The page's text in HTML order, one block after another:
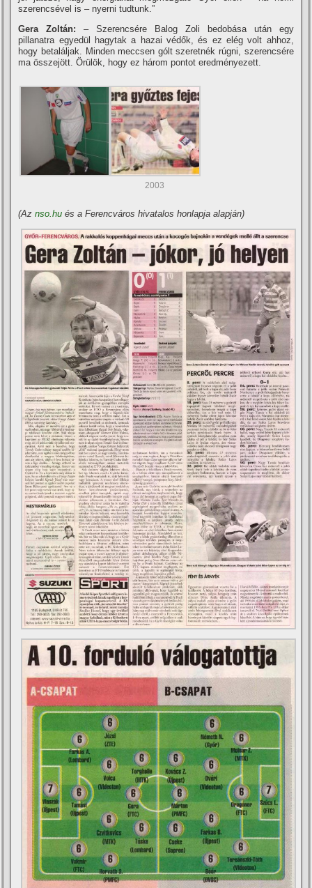
szerencsével is – nyerni tudtunk.”
Gera Zoltán:– Szerencsére Balog Zoli bedobása után egy
pillanatra egyedül hagytak a hazai védők, és ez elég volt ahhoz,
hogy betaláljak. Minden meccsen gólt szeretnék rúgni, szerencsére
ma összejött. Örülök, hogy ez három pontot eredményezett.
2003
(Aznso.hu és a Ferencváros hivatalos honlapja alapján)